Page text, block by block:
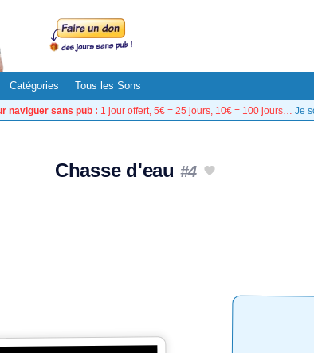
Catégories Tous les Sons
naviguer sans pub : 1 jour offert, 5€ = 25 jours, 10€ = 100 jours… Je
Chasse d'eau #4